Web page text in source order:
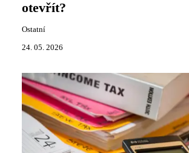
otevřít?
Ostatní
24. 05. 2026